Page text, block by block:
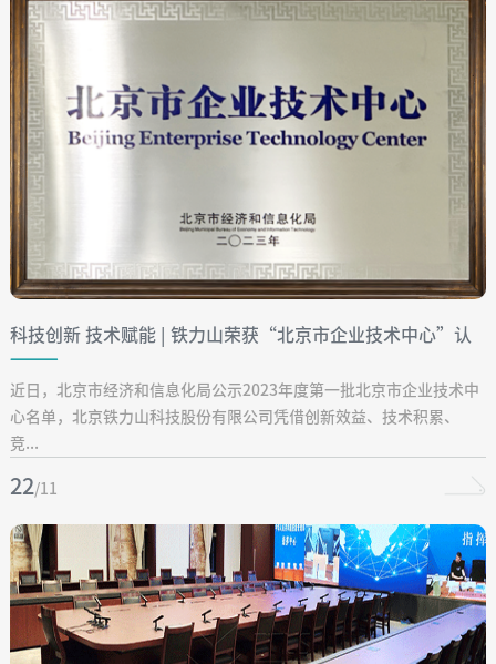
科技创新 技术赋能 | 铁力山荣获“北京市企业技术中心”认
定
近日，北京市经济和信息化局公示2023年度第一批北京市企业技术中
心名单，北京铁力山科技股份有限公司凭借创新效益、技术积累、
竞...
22/11